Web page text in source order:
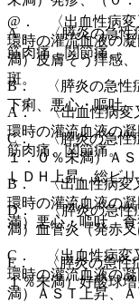
@． 〈出血性病変
環時の灌流血液の
満）皮膚そう痒感
斑。
A． 〈出血性病変
環時の灌流血液の
筋肉痛、関節痛。
B． 〈出血性病変
環時の灌流血液の
満）悪心・嘔吐、
C． 〈出血性病変
環時の灌流血液の
満）ＡＳＴ上昇、Ａ
A． 〈膵炎の急性
筋肉痛、関節痛。
B． 〈膵炎の急性
下痢、悪心・嘔吐
C． 〈膵炎の急性
１．０％未満）Ａ
ＬＤＨ上昇、総ビ
D． 〈膵炎の急性
満）血管炎（発赤
E． 〈膵炎の急性
１％未満）好酸球増